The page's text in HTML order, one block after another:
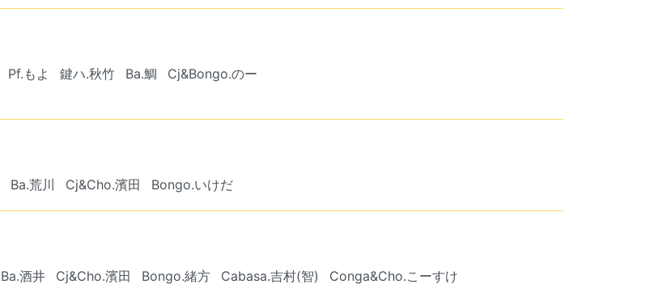
Pf.もよ 鍵ハ.秋竹 Ba.鯛
Cj&Bongo.のー
Ba.荒川 Cj&Cho.濱田 Bongo.いけだ
Ba.酒井 Cj&Cho.濱田 Bongo.緒方 Cabasa.吉村(智) Conga&Cho.こーすけ